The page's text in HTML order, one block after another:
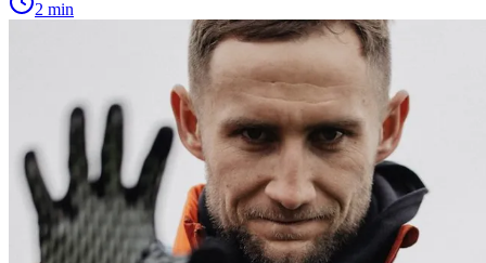
2 min